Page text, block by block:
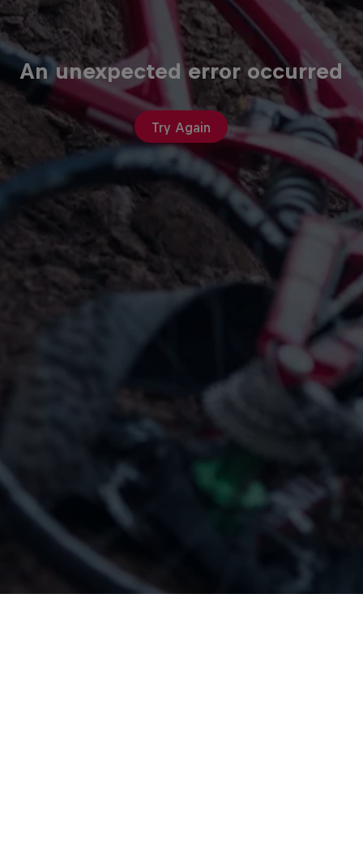
An unexpected error occurred
Try Again